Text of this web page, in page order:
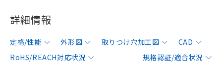
詳細情報
定格/性能 外形図 取りつけ穴加工図
CAD
RoHS/REACH対応状況
規格認証/適合状況